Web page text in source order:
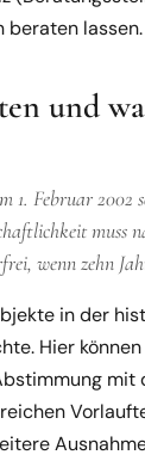
beraten lassen.
und
1. Februar
muss
wenn zehn
in der
Hier
mit